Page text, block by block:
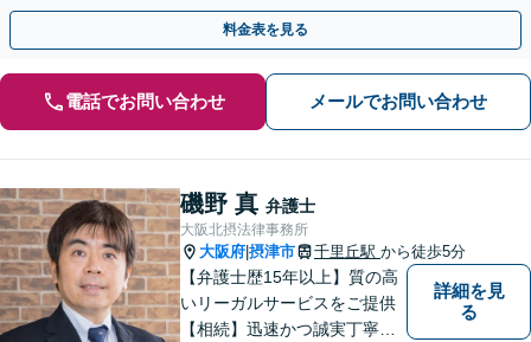
宅訪問にも対応。【税理士や司法書士とも連携】
料金表を見る
電話でお問い合わせ メールでお問い合わせ
磯野 真 弁護士
大阪北摂法律事務所
大阪府 摂津市 千里丘駅 から徒歩5分
【弁護士歴15年以上】質の高
いリーガルサービスをご提供
【相続】迅速かつ誠実丁寧な
詳細を見
る